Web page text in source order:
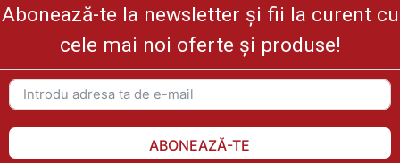
Abonează-te la newsletter și fii la curent cu
cele mai noi oferte și produse!
ABONEAZĂ-TE